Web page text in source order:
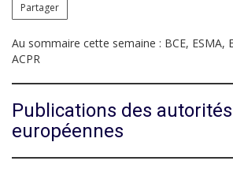
Partager
Au sommaire cette semaine : BCE, ESMA,
ACPR
Publications des autorités
européennes